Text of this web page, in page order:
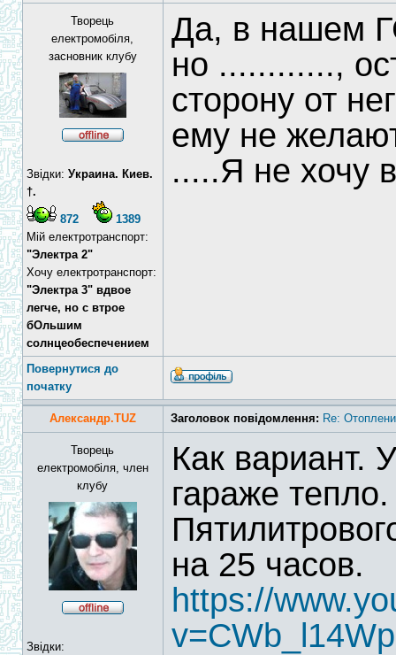
Творець
електромобіля,
засновник клубу
Звідки: Украина. Киев.
†.
872
1389
Мій електротранспорт:
"Электра 2"
Хочу електротранспорт:
"Электра 3" вдвое
легче, но с втрое
бОльшим
солнцеобеспечением
Да, в нашем
но ............,
сторону от
ему не
.....Я не хочу
Повернутися до
початку
Александр.TUZ Заголовок повідомлення: Re:
Творець
електромобіля, член
клубу
Звідки:
Как вариант.
гараже
на 25 часов.
https://